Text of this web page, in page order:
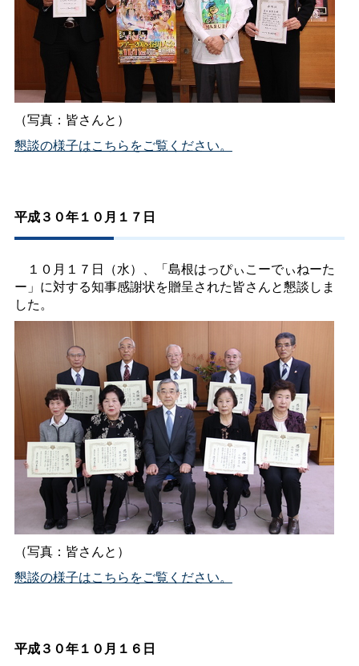
（写真：皆さんと）
懇談の様子はこちらをご覧ください。
平成３０年１０月１７日
１０ 月１７ 日（水）、「島根はっぴぃこーでぃねーた
ー」に対する知事感謝状を贈呈された皆さんと懇談しま
した。
（写真：皆さんと）
懇談の様子はこちらをご覧ください。
平成３０年１０月１６日